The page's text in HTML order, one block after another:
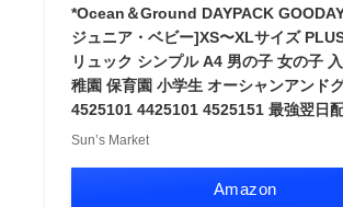
*Ocean＆Ground DAYPACK
ジュニア・ベビー]XS〜XLサイズ
リュック シンプル A4 男の子 女の子
稚園 保育園 小学生 オーシャンアンド
4525101 4425101 4525151 最強翌日
Sun’s Market
Amazon